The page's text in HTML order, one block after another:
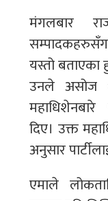
मंगलबार
यस्तो बताएका
उनले असोज
दिए। उक्त
अनुसार
एमाले